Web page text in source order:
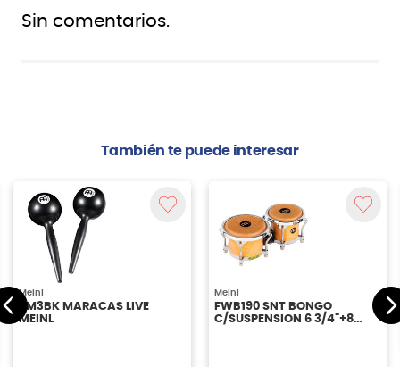
Sin comentarios.
También te puede interesar
Meinl
PM3BK MARACAS LIVE
MEINL
Meinl
FWB190 SNT BONGO
C/SUSPENSION 6 3/4"+8